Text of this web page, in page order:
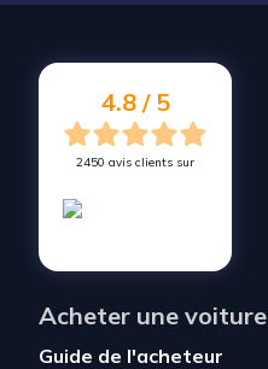
4.8 / 5
2450 avis clients sur
Acheter une voiture
Guide de l'acheteur